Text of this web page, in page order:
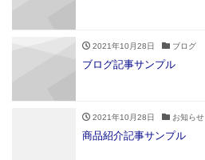
2021年10月28日 ブログ
ブログ記事サンプル
2021年10月28日 お知らせ
商品紹介記事サンプル